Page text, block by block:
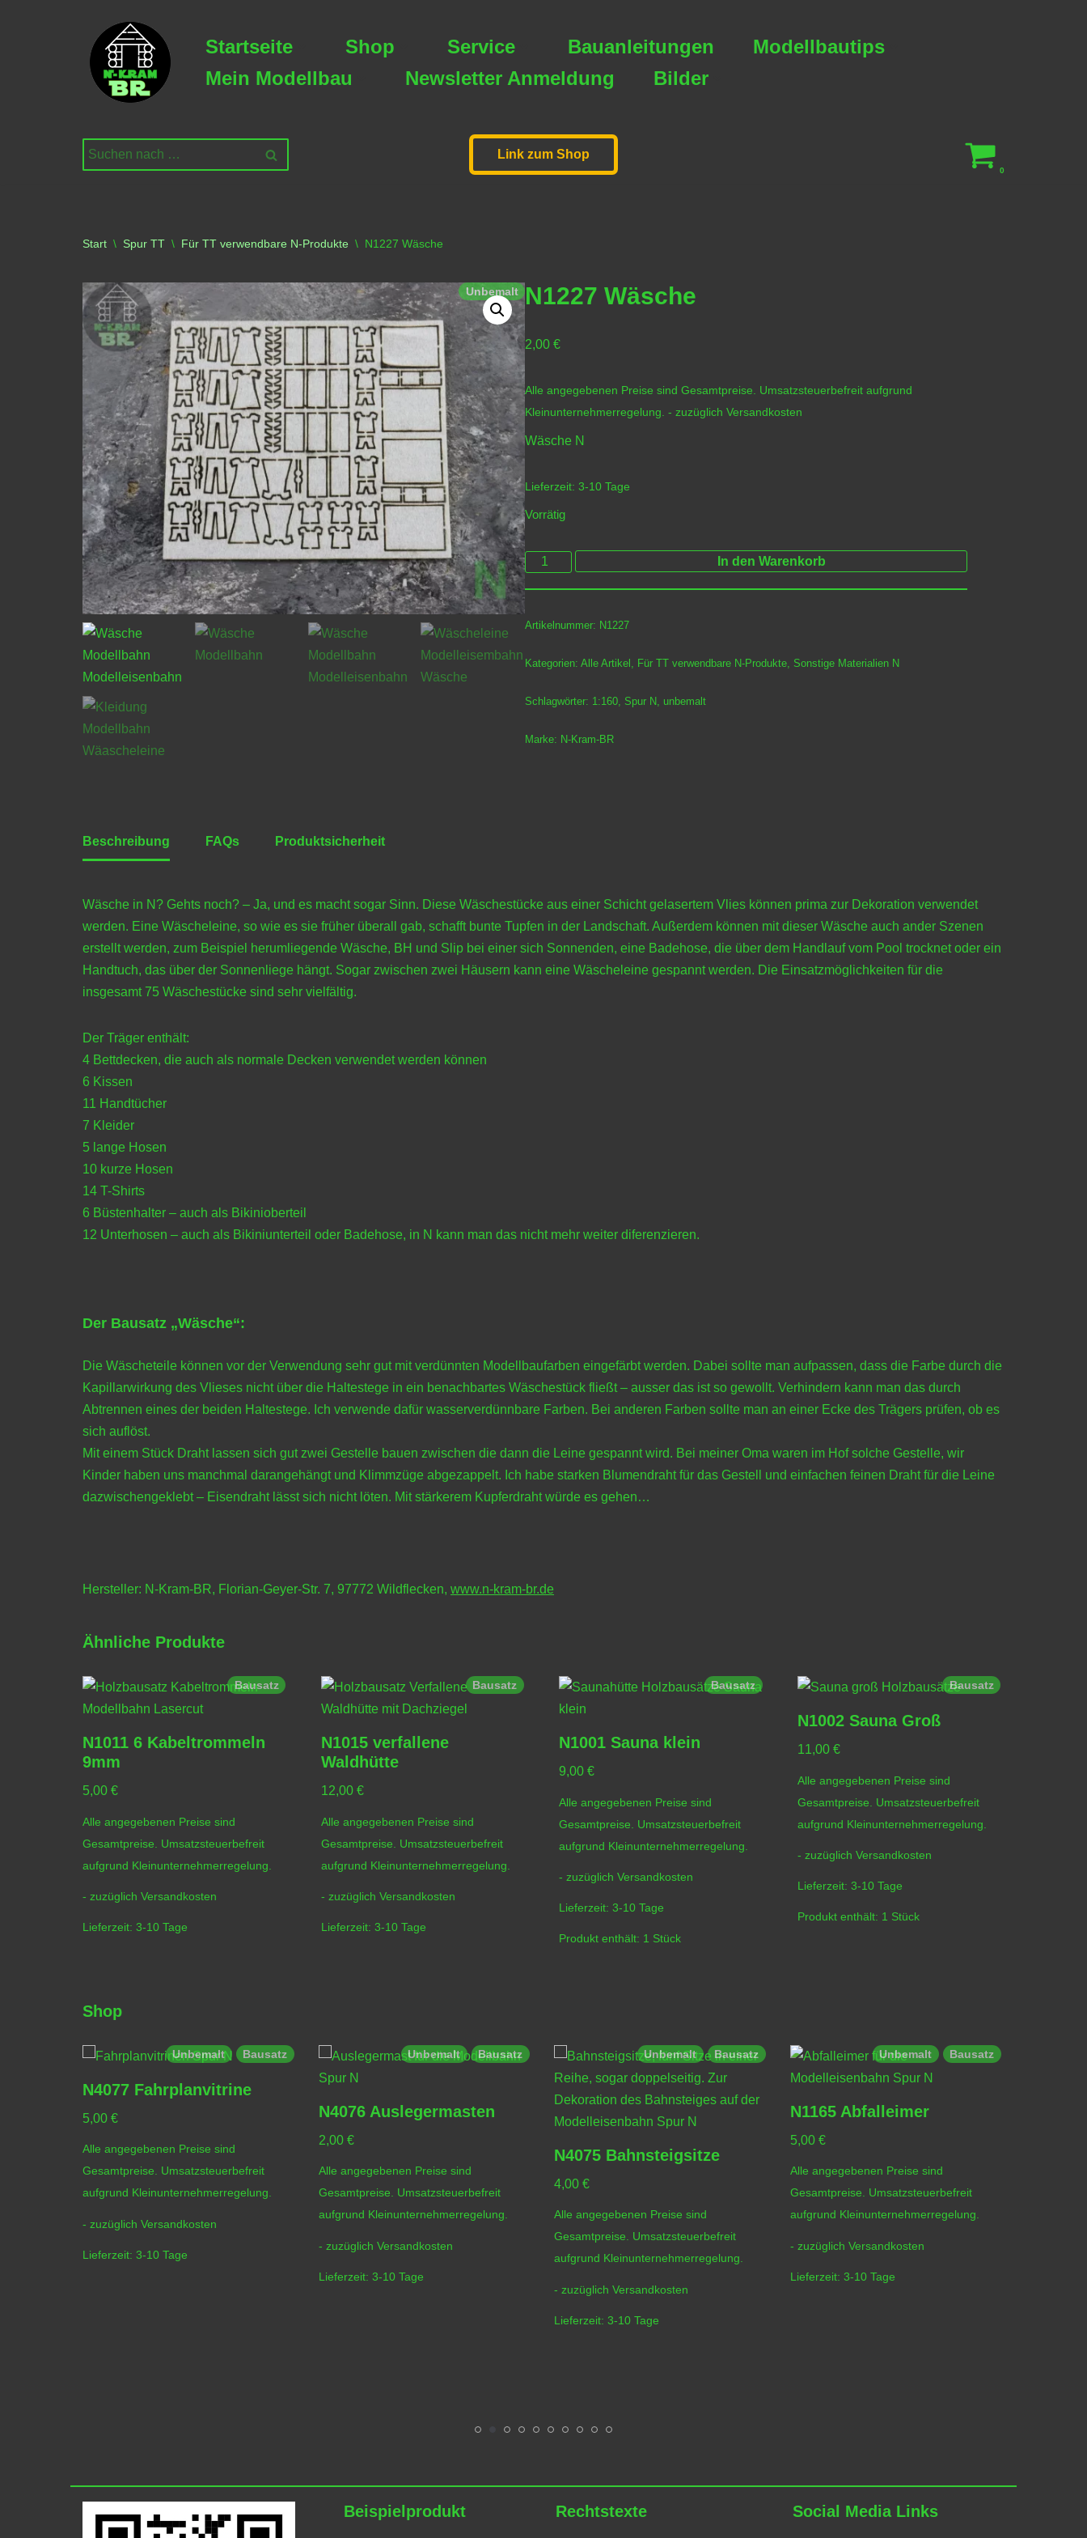
Startseite Shop Service Bauanleitungen
Modellbautips
Mein Modellbau
Newsletter Anmeldung Bilder
Link zum Shop
0
Start \ Spur TT \ Für TT verwendbare N-Produkte \ N1227 Wäsche
Unbemalt N1227 Wäsche
2,00€
Alle angegebenen Preise sind Gesamtpreise. Umsatzsteuerbefreit aufgrund
Kleinunternehmerregelung. - zuzüglichVersandkosten
Wäsche N
Lieferzeit:3-10 Tage
Vorrätig
In den Warenkorb
Artikelnummer: N1227
Kategorien:Alle Artikel , Für TT verwendbare N-Produkte,Sonstige Materialien N
Schlagwörter: 1:160,Spur N, unbemalt
Marke: N-Kram-BR
Beschreibung FAQs Produktsicherheit
Wäsche in N? Gehts noch? – Ja, und es macht sogar Sinn. Diese Wäschestücke aus einer Schicht gelasertem Vlies können prima zur Dekoration verwendet
werden. Eine Wäscheleine, so wie es sie früher überall gab, schafft bunte Tupfen in der Landschaft. Außerdem können mit dieser Wäsche auch ander Szenen
erstellt werden, zum Beispiel herumliegende Wäsche, BH und Slip bei einer sich Sonnenden, eine Badehose, die über dem Handlauf vom Pool trocknet oder ein
Handtuch, das über der Sonnenliege hängt. Sogar zwischen zwei Häusern kann eine Wäscheleine gespannt werden. Die Einsatzmöglichkeiten für die
insgesamt 75 Wäschestücke sind sehr vielfältig.
Der Träger enthält:
4 Bettdecken, die auch als normale Decken verwendet werden können
6 Kissen
11 Handtücher
7 Kleider
5 lange Hosen
10 kurze Hosen
14 T-Shirts
6 Büstenhalter – auch als Bikinioberteil
12 Unterhosen – auch als Bikiniunterteil oder Badehose, in N kann man das nicht mehr weiter diferenzieren.
Der Bausatz „Wäsche“:
Die Wäscheteile können vor der Verwendung sehr gut mit verdünnten Modellbaufarben eingefärbt werden. Dabei sollte man aufpassen, dass die Farbe durch die
Kapillarwirkung des Vlieses nicht über die Haltestege in ein benachbartes Wäschestück fließt – ausser das ist so gewollt. Verhindern kann man das durch
Abtrennen eines der beiden Haltestege. Ich verwende dafür wasserverdünnbare Farben. Bei anderen Farben sollte man an einer Ecke des Trägers prüfen, ob es
sich auflöst.
Mit einem Stück Draht lassen sich gut zwei Gestelle bauen zwischen die dann die Leine gespannt wird. Bei meiner Oma waren im Hof solche Gestelle, wir
Kinder haben uns manchmal darangehängt und Klimmzüge abgezappelt. Ich habe starken Blumendraht für das Gestell und einfachen feinen Draht für die Leine
dazwischengeklebt – Eisendraht lässt sich nicht löten. Mit stärkerem Kupferdraht würde es gehen…
Hersteller: N-Kram-BR, Florian-Geyer-Str. 7, 97772 Wildflecken, www.n-kram-br.de
Ähnliche Produkte
Bausatz
N1011 6 Kabeltrommeln
9mm
5,00 €
Alle angegebenen Preise sind
Gesamtpreise. Umsatzsteuerbefreit
aufgrund Kleinunternehmerregelung.
- zuzüglich Versandkosten
Lieferzeit: 3-10 Tage
Bausatz
N1015 verfallene
Waldhütte
12,00 €
Alle angegebenen Preise sind
Gesamtpreise. Umsatzsteuerbefreit
aufgrund Kleinunternehmerregelung.
- zuzüglich Versandkosten
Lieferzeit: 3-10 Tage
Bausatz
N1001 Sauna klein
9,00€
Alle angegebenen Preise sind
Gesamtpreise. Umsatzsteuerbefreit
aufgrund Kleinunternehmerregelung.
- zuzüglichVersandkosten
Lieferzeit:3-10 Tage
Produkt enthält: 1 Stück
Bausatz
N1002 Sauna Groß
11,00€
Alle angegebenen Preise sind
Gesamtpreise. Umsatzsteuerbefreit
aufgrund Kleinunternehmerregelung.
- zuzüglichVersandkosten
Lieferzeit:3-10 Tage
Produkt enthält: 1 Stück
Shop
Unbemalt Bausatz
N4077 Fahrplanvitrine
5,00 €
Alle angegebenen Preise sind
Gesamtpreise. Umsatzsteuerbefreit
aufgrund Kleinunternehmerregelung.
- zuzüglich Versandkosten
Lieferzeit: 3-10 Tage
Unbemalt Bausatz
N4076 Auslegermasten
2,00 €
Alle angegebenen Preise sind
Gesamtpreise. Umsatzsteuerbefreit
aufgrund Kleinunternehmerregelung.
- zuzüglich Versandkosten
Lieferzeit: 3-10 Tage
Unbemalt Bausatz
N4075 Bahnsteigsitze
4,00 €
Alle angegebenen Preise sind
Gesamtpreise. Umsatzsteuerbefreit
aufgrund Kleinunternehmerregelung.
- zuzüglich Versandkosten
Lieferzeit: 3-10 Tage
Unbemalt Bausatz
N1165 Abfalleimer
5,00 €
Alle angegebenen Preise sind
Gesamtpreise. Umsatzsteuerbefreit
aufgrund Kleinunternehmerregelung.
- zuzüglich Versandkosten
Lieferzeit: 3-10 Tage
Beispielprodukt Rechtstexte Social Media Links